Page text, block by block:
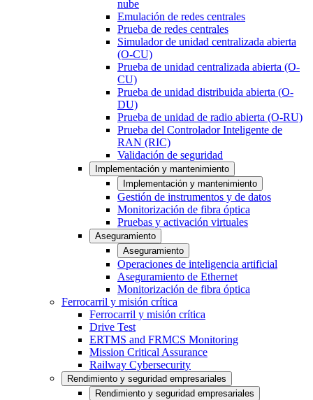
nube
Emulación de redes centrales
Prueba de redes centrales
Simulador de unidad centralizada abierta
(O-CU)
Prueba de unidad centralizada abierta (O-
CU)
Prueba de unidad distribuida abierta (O-
DU)
Prueba de unidad de radio abierta (O-RU)
Prueba del Controlador Inteligente de
RAN (RIC)
Validación de seguridad
Implementación y mantenimiento
Implementación y mantenimiento
Gestión de instrumentos y de datos
Monitorización de fibra óptica
Pruebas y activación virtuales
Aseguramiento
Aseguramiento
Operaciones de inteligencia artificial
Aseguramiento de Ethernet
Monitorización de fibra óptica
Ferrocarril y misión crítica
Ferrocarril y misión crítica
Drive Test
ERTMS and FRMCS Monitoring
Mission Critical Assurance
Railway Cybersecurity
Rendimiento y seguridad empresariales
Rendimiento y seguridad empresariales